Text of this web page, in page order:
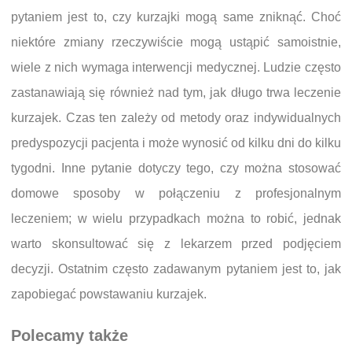
pytaniem jest to, czy kurzajki mogą same zniknąć. Choć
niektóre zmiany rzeczywiście mogą ustąpić samoistnie,
wiele z nich wymaga interwencji medycznej. Ludzie często
zastanawiają się również nad tym, jak długo trwa leczenie
kurzajek. Czas ten zależy od metody oraz indywidualnych
predyspozycji pacjenta i może wynosić od kilku dni do kilku
tygodni. Inne pytanie dotyczy tego, czy można stosować
domowe sposoby w połączeniu z profesjonalnym
leczeniem; w wielu przypadkach można to robić, jednak
warto skonsultować się z lekarzem przed podjęciem
decyzji. Ostatnim często zadawanym pytaniem jest to, jak
zapobiegać powstawaniu kurzajek.
Polecamy także